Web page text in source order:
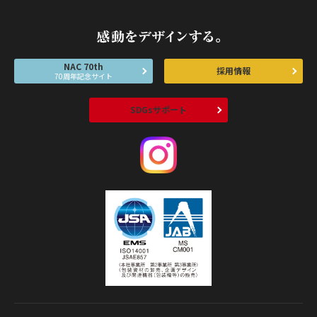
NAC 70th
70周年記念サイト 採用情報
SDGsサポート